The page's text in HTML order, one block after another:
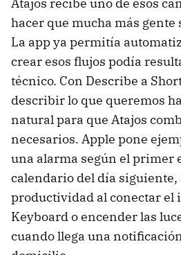
Atajos recibe uno de esos
hacer que mucha más gente
La app ya permitía
crear esos flujos podía
técnico. Con Describe a
describir lo que queremos
natural para que Atajos
necesarios. Apple pone
una alarma según el primer
calendario del día siguiente,
productividad al conectar el
Keyboard o encender las
cuando llega una